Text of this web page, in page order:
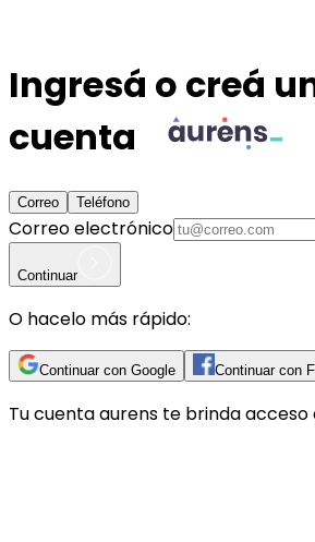
Ingresá o creá
cuenta
Correo Teléfono
Correo electrónico
Continuar
O hacelo más rápido:
Continuar con Google Continuar con
Tu cuentaaurens te brinda acceso